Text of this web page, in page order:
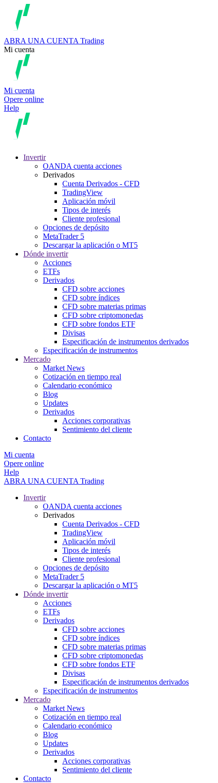
ABRA UNA CUENTA Trading
Mi cuenta
Mi cuenta
Opere online
Help
Invertir
OANDA cuenta acciones
Derivados
Cuenta Derivados - CFD
TradingView
Aplicación móvil
Tipos de interés
Cliente profesional
Opciones de depósito
MetaTrader 5
Descargar la aplicación o MT5
Dónde invertir
Acciones
ETFs
Derivados
CFD sobre acciones
CFD sobre índices
CFD sobre materias primas
CFD sobre criptomonedas
CFD sobre fondos ETF
Divisas
Especificación de instrumentos derivados
Especificación de instrumentos
Mercado
Market News
Cotización en tiempo real
Calendario económico
Blog
Updates
Derivados
Acciones corporativas
Sentimiento del cliente
Contacto
Mi cuenta
Opere online
Help
ABRA UNA CUENTA Trading
Invertir
OANDA cuenta acciones
Derivados
Cuenta Derivados - CFD
TradingView
Aplicación móvil
Tipos de interés
Cliente profesional
Opciones de depósito
MetaTrader 5
Descargar la aplicación o MT5
Dónde invertir
Acciones
ETFs
Derivados
CFD sobre acciones
CFD sobre índices
CFD sobre materias primas
CFD sobre criptomonedas
CFD sobre fondos ETF
Divisas
Especificación de instrumentos derivados
Especificación de instrumentos
Mercado
Market News
Cotización en tiempo real
Calendario económico
Blog
Updates
Derivados
Acciones corporativas
Sentimiento del cliente
Contacto